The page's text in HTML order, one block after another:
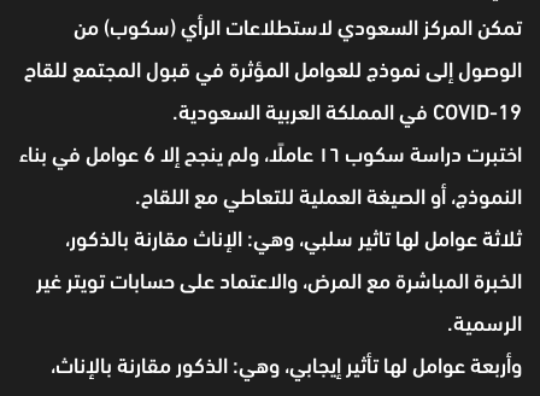
تمكن المركز السعودي لاستطلاعات الرأي (سكوب) من
الوصول إلى نموذج للعوامل المؤثرة في قبول المجتمع للقاح
COVID-19 في المملكة العربية السعودية.
اختبرت دراسة سكوب ١٦ عاملًا، ولم ينجح إلا 6 عوامل في بناء
النموذج، أو الصيغة العملية للتعاطي مع اللقاح.
ثلاثة عوامل لها تاثير سلبي، وهي: الإناث مقارنة بالذكور،
الخبرة المباشرة مع المرض، والاعتماد على حسابات تويتر غير
الرسمية.
وأربعة عوامل لها تأثير إيجابي، وهي: الذكور مقارنة بالإناث،